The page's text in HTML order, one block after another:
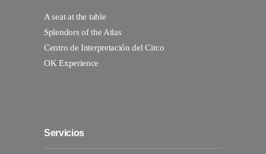
A seat at the table
Splendors of the Atlas
Centro de Interpretación del Circo
OK Experience
Servicios